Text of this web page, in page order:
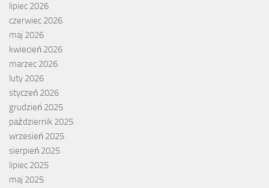
lipiec 2026
czerwiec 2026
maj 2026
kwiecień 2026
marzec 2026
luty 2026
styczeń 2026
grudzień 2025
październik 2025
wrzesień 2025
sierpień 2025
lipiec 2025
maj 2025